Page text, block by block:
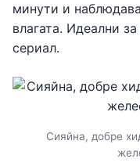
минути и
влагата. Идеални
сериал.
Сияйна, добре